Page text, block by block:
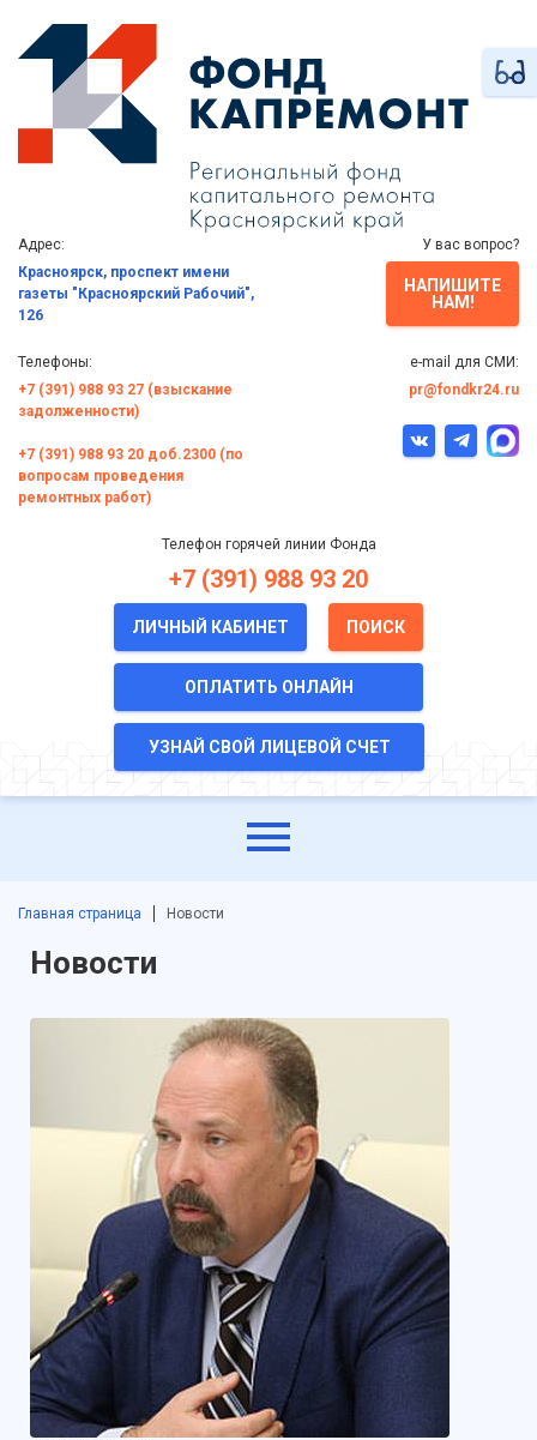
Адрес:
Красноярск, проспект имени
газеты "Красноярский Рабочий",
126
Телефоны:
+7 (391) 988 93 27 (взыскание
задолженности)
+7 (391) 988 93 20 доб.2300 (по
вопросам проведения
ремонтных работ)
У вас вопрос?
НАПИШИТЕ
НАМ!
e-mail для СМИ:
pr@fondkr24.ru
Телефон горячей линии Фонда
+7 (391) 988 93 20
ЛИЧНЫЙ КАБИНЕТ ПОИСК
ОПЛАТИТЬ ОНЛАЙН
УЗНАЙ СВОЙ ЛИЦЕВОЙ СЧЕТ
Главная страница Новости
Новости